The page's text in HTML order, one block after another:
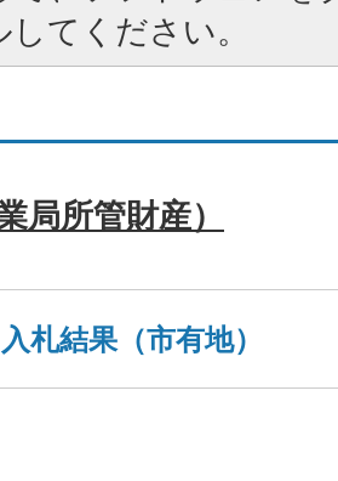
てください。
局所管財産）
札結果（市有地）